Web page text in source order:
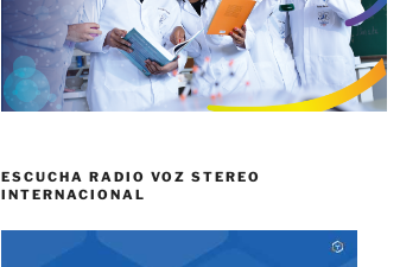
ESCUCHA RADIO VOZ STEREO
INTERNACIONAL